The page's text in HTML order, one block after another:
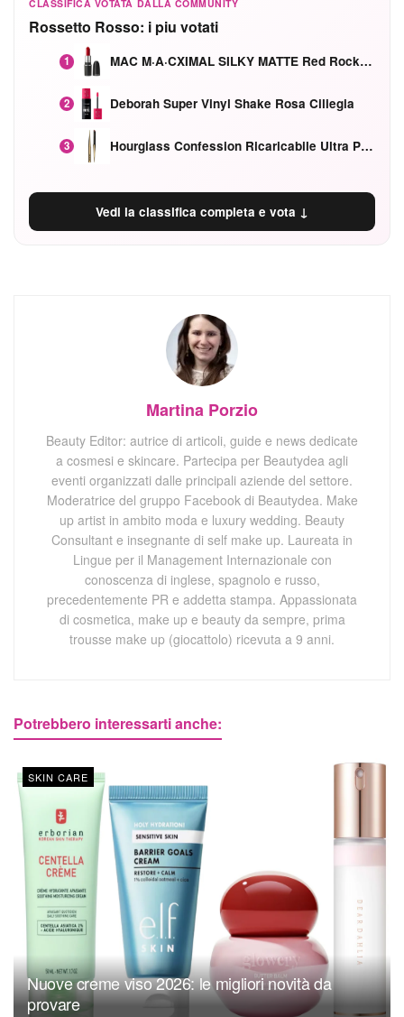
CLASSIFICA VOTATA DALLA COMMUNITY
Rossetto Rosso: i piu votati
1 MAC M·A·CXIMAL SILKY MATTE Red Rock mat
2 Deborah Super Vinyl Shake Rosa Ciliegia
3 Hourglass Confession Ricaricabile Ultra Preciso Ad Alta Intensità Secretly Classic Red
Vedi la classifica completa e vota ↓
Martina Porzio
Beauty Editor: autrice di articoli, guide e news dedicate
a cosmesi e skincare. Partecipa per Beautydea agli
eventi organizzati dalle principali aziende del settore.
Moderatrice del gruppo Facebook di Beautydea. Make
up artist in ambito moda e luxury wedding. Beauty
Consultant e insegnante di self make up. Laureata in
Lingue per il Management Internazionale con
conoscenza di inglese, spagnolo e russo,
precedentemente PR e addetta stampa. Appassionata
di cosmetica, make up e beauty da sempre, prima
trousse make up (giocattolo) ricevuta a 9 anni.
Potrebbero interessarti anche:
SKIN CARE
Nuove creme viso 2026: le migliori novità da
provare